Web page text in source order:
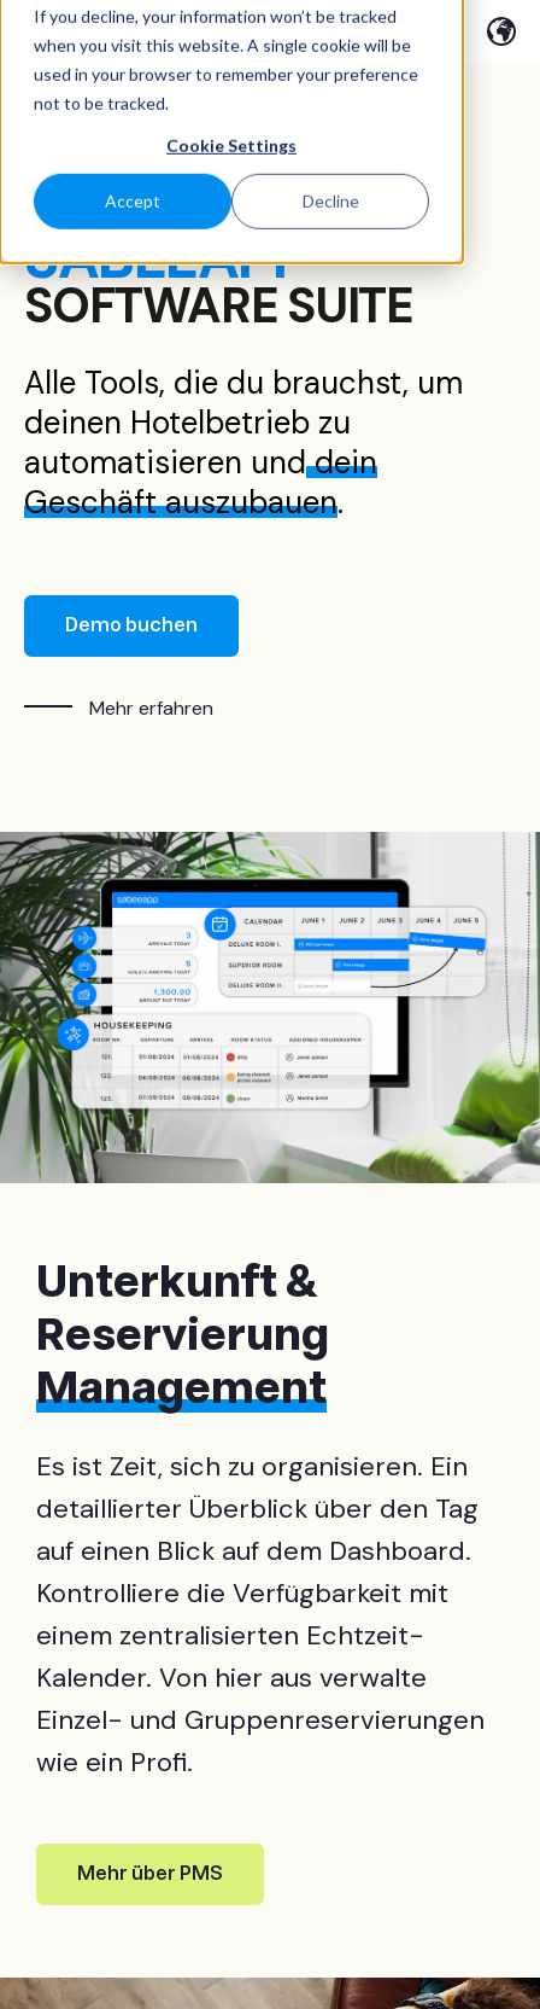
If you decline, your information won’t be tracked
when you visit this website. A single cookie will be
used in your browser to remember your preference
not to be tracked.
Cookie Settings
Accept Decline
SABEEAPP
SOFTWARE SUITE
Alle Tools, die du brauchst, um
deinen Hotelbetrieb zu
automatisieren unddein
Geschäft auszubauen.
Demo buchen
Mehr erfahren
Unterkunft &
Reservierung
Management
Es ist Zeit, sich zu organisieren. Ein
detaillierter Überblick über den Tag
auf einen Blick auf dem Dashboard.
Kontrolliere die Verfügbarkeit mit
einem zentralisierten Echtzeit-
Kalender. Von hier aus verwalte
Einzel- und Gruppenreservierungen
wie ein Profi.
Mehr über PMS